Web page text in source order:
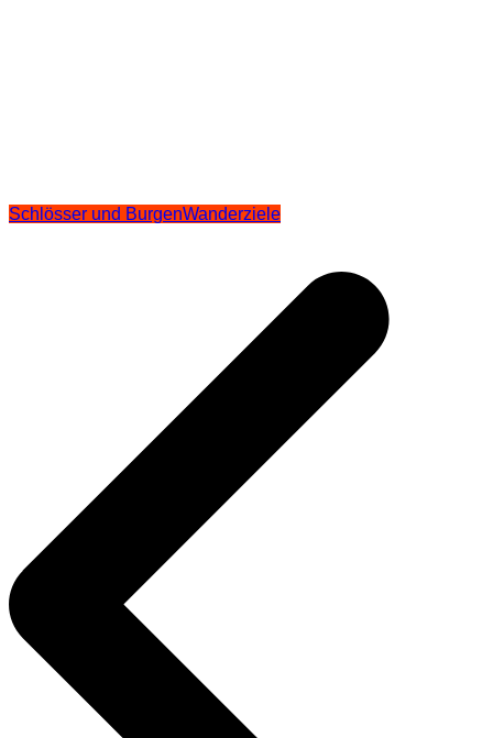
Schlösser und BurgenWanderziele